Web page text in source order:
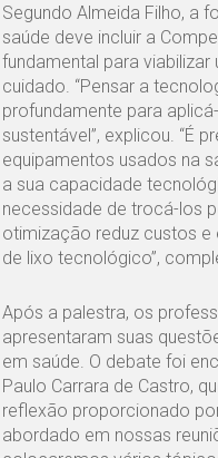
Segundo Almeida Filho, a
saúde deve incluir a
fundamental para
cuidado. “Pensar a
profundamente para
sustentável”, explicou. “É
equipamentos usados na
a sua capacidade
necessidade de trocá-los
otimização reduz custos
de lixo tecnológico”,
Após a palestra, os
apresentaram suas
em saúde. O debate foi
Paulo Carrara de Castro,
reflexão proporcionado
abordado em nossas